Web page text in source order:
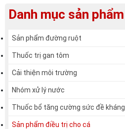
Danh mục sản phẩm
Sản phẩm đường ruột
Thuốc trị gan tôm
Cải thiện môi trường
Nhóm xử lý nước
Thuốc bổ tăng cường sức đề kháng
Sản phẩm điều trị cho cá